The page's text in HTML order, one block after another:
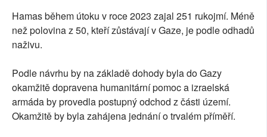
Hamas během útoku v roce 2023 zajal 251 rukojmí. Méně
než polovina z 50, kteří zůstávají v Gaze, je podle odhadů
naživu.
Podle návrhu by na základě dohody byla do Gazy
okamžitě dopravena humanitární pomoc a izraelská
armáda by provedla postupný odchod z části území.
Okamžitě by byla zahájena jednání o trvalém příměří.